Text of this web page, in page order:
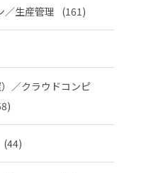
／生産管理 (161)
／クラウドコンピ
(44)